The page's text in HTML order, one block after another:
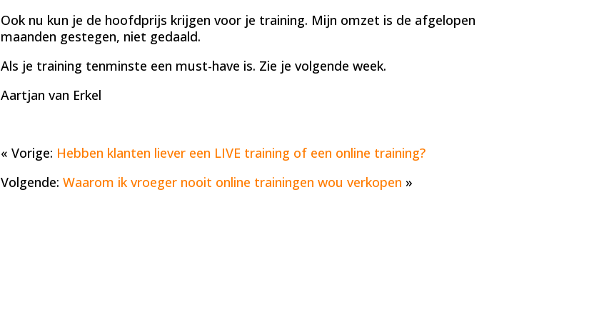
Ook nu kun je de hoofdprijs krijgen voor je training. Mijn omzet is de afgelopen
maanden gestegen, niet gedaald.
Als je training tenminste een must-have is. Zie je volgende week.
Aartjan van Erkel
« Vorige: Hebben klanten liever een LIVE training of een online training?
Volgende: Waarom ik vroeger nooit online trainingen wou verkopen »